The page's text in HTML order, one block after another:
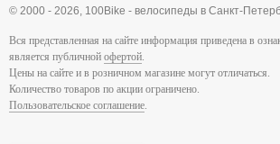
© 2000 - 2026, 100Bike - велосипеды в Санкт-
Вся представленная на сайте информация приведена в
является публичной офертой.
Цены на сайте и в розничном магазине могут отличаться.
Количество товаров по акции ограничено.
Пользовательское соглашение.